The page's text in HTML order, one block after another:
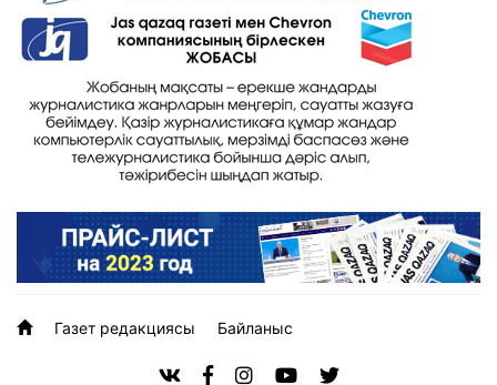
Газет редакциясы Байланыс